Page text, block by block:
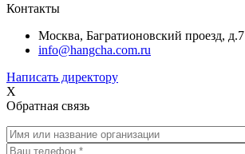
Контакты
Москва, Багратионовский проезд, д.7
info@hangcha.com.ru
Написать директору
X
Обратная связь